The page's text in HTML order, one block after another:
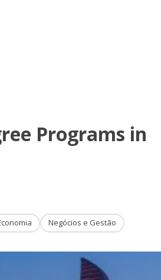
Programs in
Negócios e Gestão